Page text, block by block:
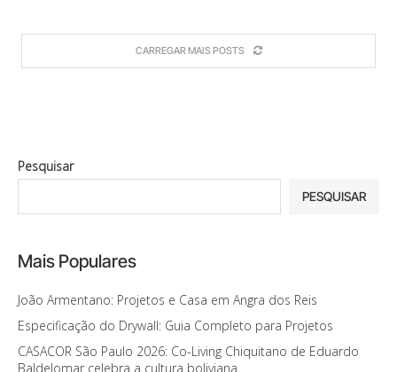
CARREGAR MAIS POSTS
Pesquisar
PESQUISAR
Mais Populares
João Armentano: Projetos e Casa em Angra dos Reis
Especificação do Drywall: Guia Completo para Projetos
CASACOR São Paulo 2026: Co-Living Chiquitano de Eduardo
Baldelomar celebra a cultura boliviana